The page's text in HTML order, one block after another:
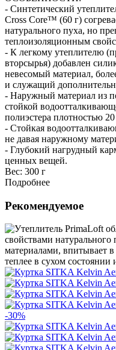
- Синтетический
Cross Core™ (60 г)
натурального пуха, но
теплоизоляционным
- К легкому утеплителю
вторсырья) добавлен
невесомый материал,
и служащий
- Наружный материал из
стойкой
полиэстера плотностью 20
- Стойкая
не давая наружному
- Глубокий нагрудный
ценных вещей.
Вес: 300 г
Подробнее
Рекомендуемое
-30%